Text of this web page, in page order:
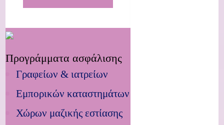
Προγράμματα ασφάλισης
Γραφείων & ιατρείων
Εμπορικών καταστημάτων
Χώρων μαζικής εστίασης